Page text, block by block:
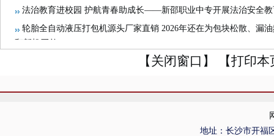
法治教育进校园 护航青春助成长——新邵职业中专开展法治安全教
轮胎全自动液压打包机源头厂家直销 2026年还在为包块松散、漏
【关闭窗口】 【打印
地址：长沙市开福